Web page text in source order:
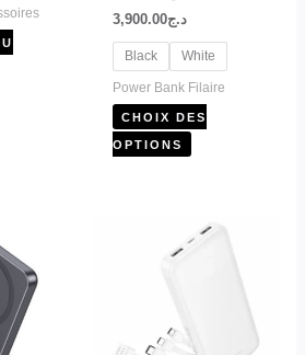
د.ج3,900.00
Black White
Power Bank Filaire
CHOIX DES
OPTIONS